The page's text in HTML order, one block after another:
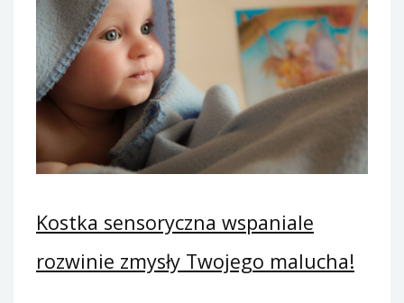
Kostka sensoryczna wspaniale
rozwinie zmysły Twojego malucha!